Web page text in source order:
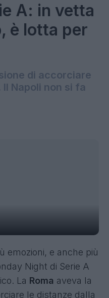
A: in vetta
è lotta per
di accorciare
Napoli non si fa
emozioni, e anche più
Night di Serie A
La Roma aveva la
le distanze dalla